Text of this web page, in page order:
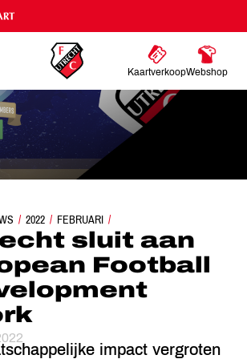
KaartverkoopWebshop
2022 FEBRUARI
AAN BIJ EUROPEAN FOOTBALL FOR
sluit aan
Football
impact vergroten